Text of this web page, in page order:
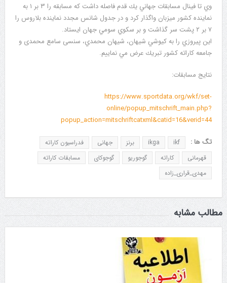
وي تا فينال مسابقات جهاني يك قدم فاصله داشت كه مسابقه را ٣ بر ١ به
نماينده كشور ميزبان واگذار كرد و در جدول شانس مجدد نماينده بلاروس را
٧ بر ٢ پشت سر گذاشت و بر سكوي سومي جهان ايستاد.
اين پيروزي را به كيوشي شيهان، شيهان محمدي، سنسی سامع محمدی و
جامعه كاراته كشور تبريك عرض مي نماييم.
نتایج مسابقات:
https://www.sportdata.org/wkf/set-
online/popup_mitschrift_main.php?
popup_action=mitschriftcatxml&catid=16&verid=44
تگ ها : ikf
ikga برنز جهانی
فدراسیون کاراته
قهرمانی
کاراته گوجوریو گوجوکای
مسابقات کاراته
مهدی_قراری_زاده
مطالب مشابه